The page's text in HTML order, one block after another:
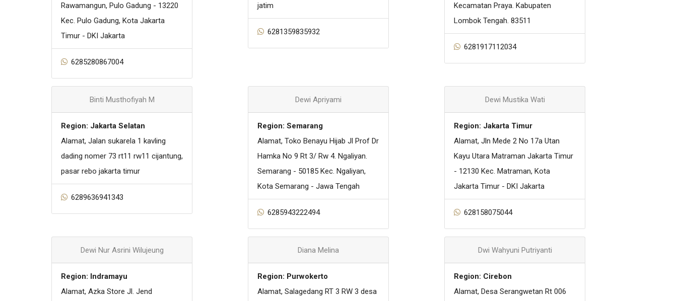
Rawamangun, Pulo Gadung - 13220
Kec. Pulo Gadung, Kota Jakarta
Timur - DKI Jakarta
6285280867004
jatim
6281359835932
Kecamatan Praya. Kabupaten
Lombok Tengah. 83511
6281917112034
Binti Musthofiyah M
Region: Jakarta Selatan
Alamat, Jalan sukarela 1 kavling
dading nomer 73 rt11 rw11 cijantung,
pasar rebo jakarta timur
6289636941343
Dewi Apriyami
Region: Semarang
Alamat, Toko Benayu Hijab Jl Prof Dr
Hamka No 9 Rt 3/ Rw 4. Ngaliyan.
Semarang - 50185 Kec. Ngaliyan,
Kota Semarang - Jawa Tengah
6285943222494
Dewi Mustika Wati
Region: Jakarta Timur
Alamat, Jln Mede 2 No 17a Utan
Kayu Utara Matraman Jakarta Timur
- 12130 Kec. Matraman, Kota
Jakarta Timur - DKI Jakarta
628158075044
Dewi Nur Asrini Wilujeung
Region: Indramayu
Alamat, Azka Store Jl. Jend
Diana Melina
Region: Purwokerto
Alamat, Salagedang RT 3 RW 3 desa
Dwi Wahyuni Putriyanti
Region: Cirebon
Alamat, Desa Serangwetan Rt 006